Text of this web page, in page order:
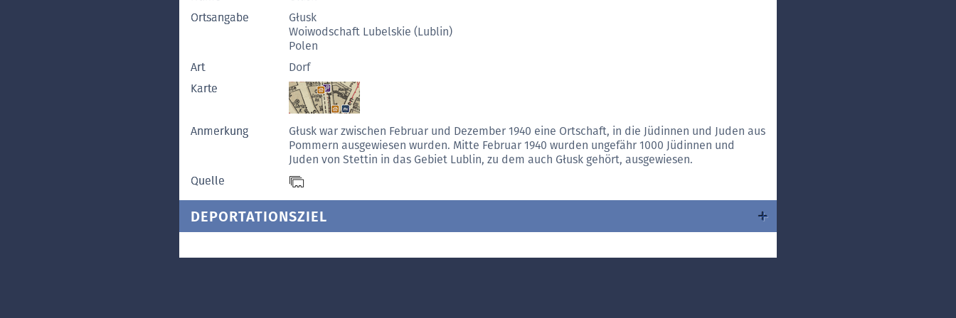
Ortsangabe
Głusk
Woiwodschaft Lubelskie (Lublin)
Polen
Art
Dorf
Karte
Anmerkung
Głusk war zwischen Februar und Dezember 1940 eine Ortschaft, in die Jüdinnen und Juden aus
Pommern ausgewiesen wurden. Mitte Februar 1940 wurden ungefähr 1000 Jüdinnen und
Juden von Stettin in das Gebiet Lublin, zu dem auch Głusk gehört, ausgewiesen.
Quelle
DEPORTATIONSZIEL